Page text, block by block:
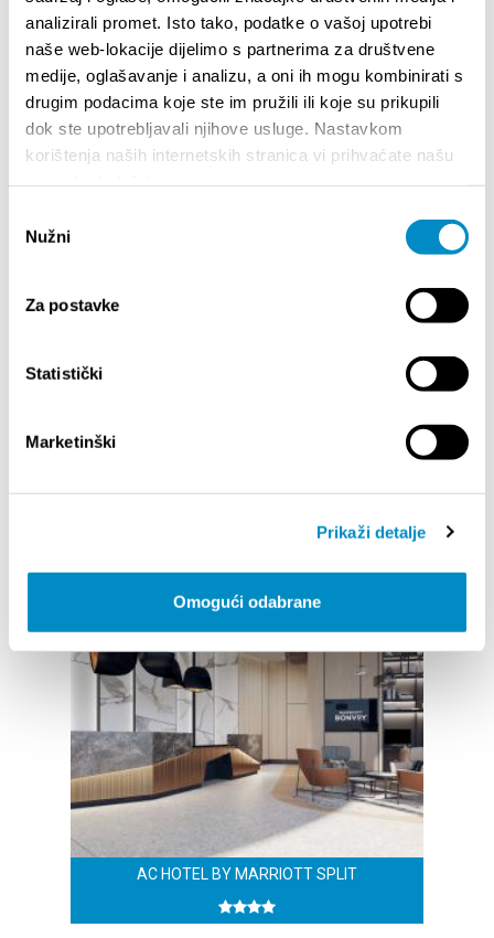
analizirali promet. Isto tako, podatke o vašoj upotrebi
naše web-lokacije dijelimo s partnerima za društvene
medije, oglašavanje i analizu, a oni ih mogu kombinirati s
drugim podacima koje ste im pružili ili koje su prikupili
dok ste upotrebljavali njihove usluge. Nastavkom
korištenja naših internetskih stranica vi prihvaćate našu
pristanka
Nužni
Za postavke
Statistički
Marketinški
Prikaži detalje
Omogući odabrane
us/hotels/radisson-blu-resort-split-spa
Solurat 12, Split
info@heritagehotel19.com
AC HOTEL BY MARRIOTT SPLIT